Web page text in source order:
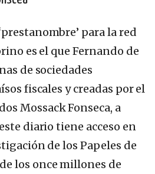
para la red
es el que Fernando de
de sociedades
fiscales y creadas por el
Mossack Fonseca, a
diario tiene acceso en
de los Papeles de
los once millones de